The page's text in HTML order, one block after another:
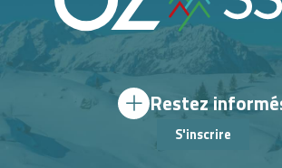
Restez
S'inscrire